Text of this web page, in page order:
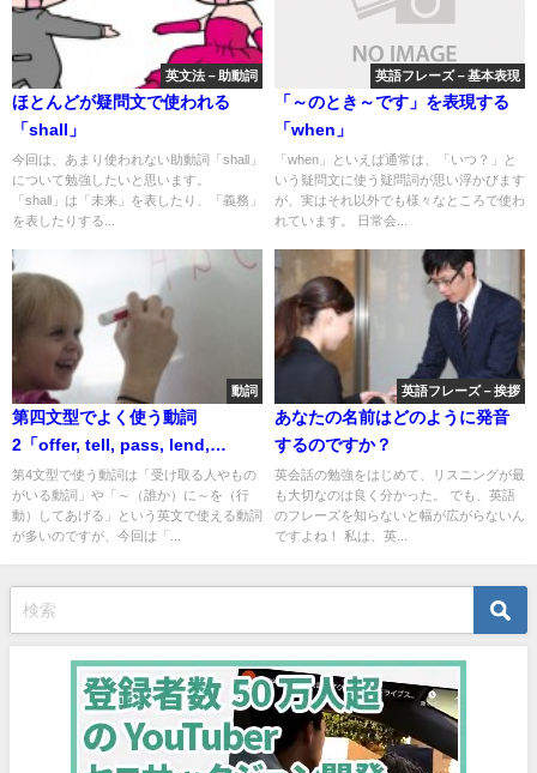
英文法－助動詞
ほとんどが疑問文で使われる
「shall」
今回は、あまり使われない助動詞「shall」
について勉強したいと思います。
「shall」は「未来」を表したり、「義務」
を表したりする...
英語フレーズ－基本表現
「～のとき～です」を表現する
「when」
「when」といえば通常は、「いつ？」と
いう疑問文に使う疑問詞が思い浮かびます
が、実はそれ以外でも様々なところで使わ
れています。 日常会...
動詞
第四文型でよく使う動詞
2「offer, tell, pass, lend,
teach」
第4文型で使う動詞は「受け取る人やもの
がいる動詞」や「～（誰か）に～を（行
動）してあげる」という英文で使える動詞
が多いのですが、今回は「...
英語フレーズ－挨拶
あなたの名前はどのように発音
するのですか？
英会話の勉強をはじめて、リスニングが最
も大切なのは良く分かった。 でも、英語
のフレーズを知らないと幅が広がらないん
ですよね！ 私は、英...